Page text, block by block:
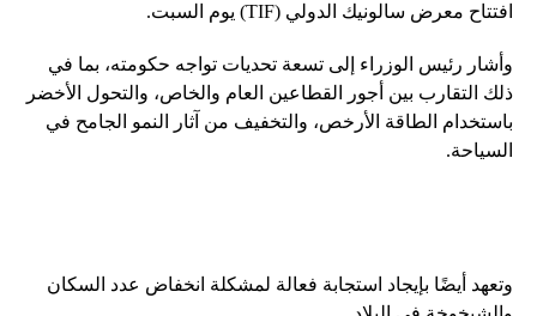
افتتاح معرض سالونيك الدولي (TIF) يوم السبت.
وأشار رئيس الوزراء إلى تسعة تحديات تواجه حكومته، بما في
ذلك التقارب بين أجور القطاعين العام والخاص، والتحول الأخضر
باستخدام الطاقة الأرخص، والتخفيف من آثار النمو الجامح في
السياحة.
وتعهد أيضًا بإيجاد استجابة فعالة لمشكلة انخفاض عدد السكان